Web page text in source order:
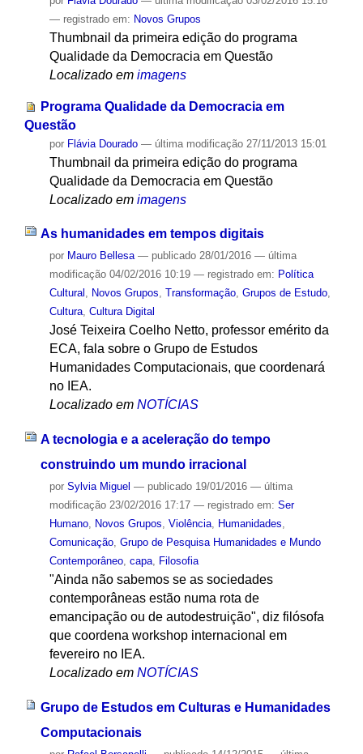
— registrado em: Novos Grupos
Thumbnail da primeira edição do programa
Qualidade da Democracia em Questão
Localizado em imagens
Programa Qualidade da Democracia em
Questão
por Flávia Dourado — última modificação27/11/2013 15:01
Thumbnail da primeira edição do programa
Qualidade da Democracia em Questão
Localizado em imagens
As humanidades em tempos digitais
por Mauro Bellesa — publicado28/01/2016 — última
modificação04/02/2016 10:19 — registrado em: Política
Cultural , Novos Grupos, Transformação, Grupos de Estudo,
Cultura, Cultura Digital
José Teixeira Coelho Netto, professor emérito da
ECA, fala sobre o Grupo de Estudos
Humanidades Computacionais, que coordenará
no IEA.
Localizado em NOTÍCIAS
A tecnologia e a aceleração do tempo
construindo um mundo irracional
por Sylvia Miguel — publicado19/01/2016 — última
modificação23/02/2016 17:17 — registrado em: Ser
Humano, Novos Grupos, Violência, Humanidades,
Comunicação, Grupo de Pesquisa Humanidades e Mundo
Contemporâneo, capa, Filosofia
"Ainda não sabemos se as sociedades
contemporâneas estão numa rota de
emancipação ou de autodestruição", diz filósofa
que coordena workshop internacional em
fevereiro no IEA.
Localizado em NOTÍCIAS
Grupo de Estudos em Culturas e Humanidades
Computacionais